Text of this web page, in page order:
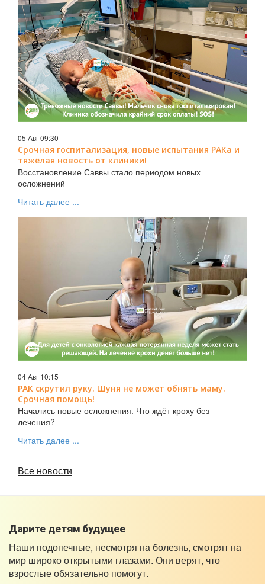
05 Авг 09:30
Срочная госпитализация, новые испытания РАКа и
тяжёлая новость от клиники!
Восстановление Саввы стало периодом новых
осложнений
Читать далее ...
04 Авг 10:15
РАК скрутил руку. Шуня не может обнять маму.
Срочная помощь!
Начались новые осложнения. Что ждёт кроху без
лечения?
Читать далее ...
Все новости
Дарите детям будущее
Наши подопечные, несмотря на болезнь, смотрят на
мир широко открытыми глазами. Они верят, что
взрослые обязательно помогут.